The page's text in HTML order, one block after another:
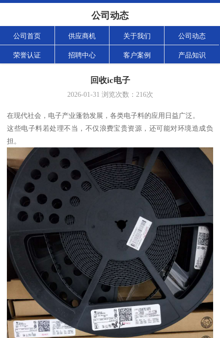
公司动态
公司首页 供应商机 关于我们 公司动态
荣誉认证 招聘中心 客户案例 产品知识
回收ic电子
2026-01-31 浏览次数： 216次
在现代社会，电子产业蓬勃发展，各类电子料的应用日益广泛。
这些电子料若处理不当，不仅浪费宝贵资源，还可能对环境造成负
担。